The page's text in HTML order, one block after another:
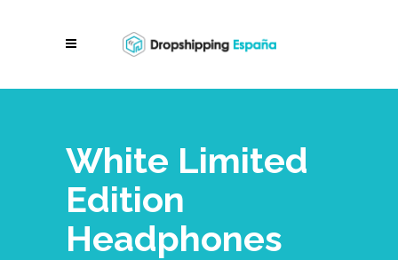
White Limited
Edition
Headphones